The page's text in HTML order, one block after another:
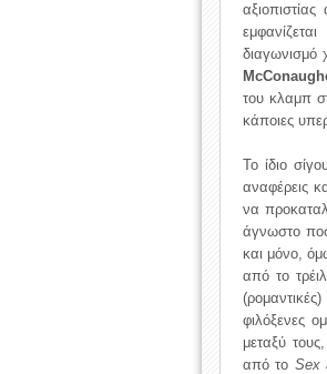
διαγωνισμό
του κλαμπ
κάποιες
Το ίδιο
αναφέρεις
να
άγνωστο
και μόνο,
από το
φιλόξενες
μεταξύ
από το Sex